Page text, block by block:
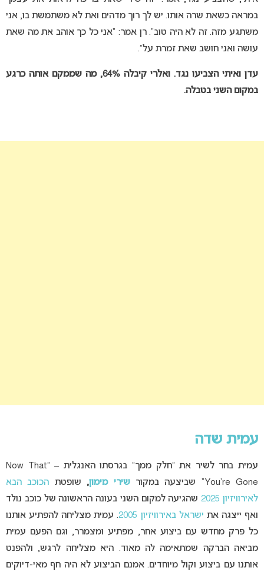
במראה כשאת שרה אותו. יש לך רוך מדהים ואת לא משתמשת בו, אני
משתגע מזה. זה לא היה טוב”. רן אמר: “אני כל כך אוהב את מה שאת
עושה ואני חושב שאת זמרת על”.
עדן ואיתי הצביעו נגד. ואלרי קיבלה 64%, מה שממקם אותה כרגע
במקום השני בטבלה.
עמית שדה
עמית בחר לשיר את “חלק ממך” בגרסתו האנגלית – “Now That
You’re Gone” שביצעה במקור
שירי מימון, שופטת
הכוכב הבא
לאירוויזיון 2025
שהגיעה למקום השני בעונה הראשונה של כוכב נולד
ואף ייצגה את ישראל באירוויזיון 2005
. עמית מצליחה להפתיע אותנו
כל פרק מחדש עם ביצוע אחר, מפתיע ומצמרר, וגם הפעם עמית
מביאה הברקה שמתאימה לה מאוד. היא מצליחה לרגש, ולהפנט
אותנו עם ביצוע וקול מיוחדים. אמנם הביצוע לא היה חף מאי-דיוקים